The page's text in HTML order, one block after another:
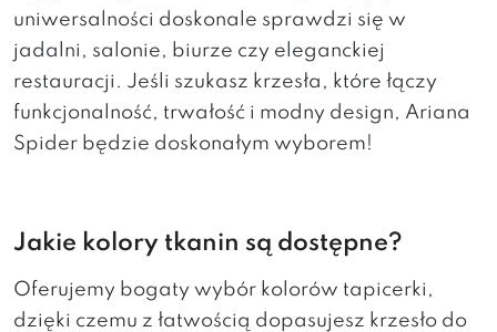
uniwersalności doskonale sprawdzi się w
jadalni, salonie, biurze czy eleganckiej
restauracji. Jeśli szukasz krzesła, które łączy
funkcjonalność, trwałość i modny design, Ariana
Spider będzie doskonałym wyborem!
Jakie kolory tkanin są dostępne?
Oferujemy bogaty wybór kolorów tapicerki,
dzięki czemu z łatwością dopasujesz krzesło do